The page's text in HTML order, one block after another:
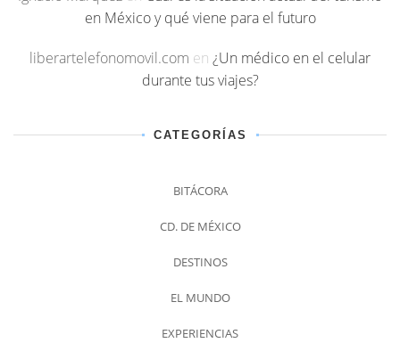
en México y qué viene para el futuro
liberartelefonomovil.com en ¿Un médico en el celular
durante tus viajes?
CATEGORÍAS
BITÁCORA
CD. DE MÉXICO
DESTINOS
EL MUNDO
EXPERIENCIAS